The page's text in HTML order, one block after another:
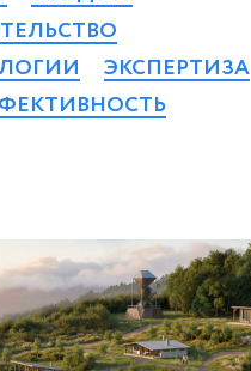
ЭКСПЕРТИЗА